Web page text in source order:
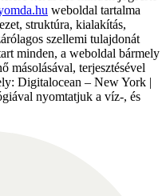
weboldal tartalma
struktúra, kialakítás,
szellemi tulajdonát
minden, a weboldal bármely
másolásával, terjesztésével
Digitalocean – New York |
nyomtatjuk a víz-, és